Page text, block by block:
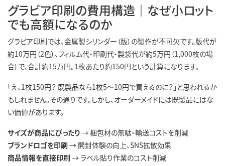
グラビア印刷の費用構造｜なぜ小ロット
でも高額になるのか
グラビア印刷では、金属製シリンダー（版）の製作が不可欠です。版代が
約10万円（2色）、フィルム代・印刷代・製袋代が約5万円（1,000枚の場
合）で、合計約15万円。1枚あたり約150円という計算になります。
「え、1枚150円？ 既製品なら1枚5〜10円で買えるのに？」と思われるか
もしれません。その通りです。しかし、オーダーメイドには既製品にはな
い価値があります。
サイズが商品にぴったり→ 梱包材の無駄・輸送コストを削減
ブランドロゴを印刷 → 開封体験の向上、SNS拡散効果
商品情報を直接印刷 → ラベル貼り作業のコスト削減